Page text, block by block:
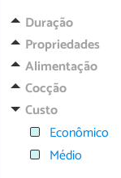
Duração
Propriedades
Alimentação
Cocção
Custo
Econômico
Médio